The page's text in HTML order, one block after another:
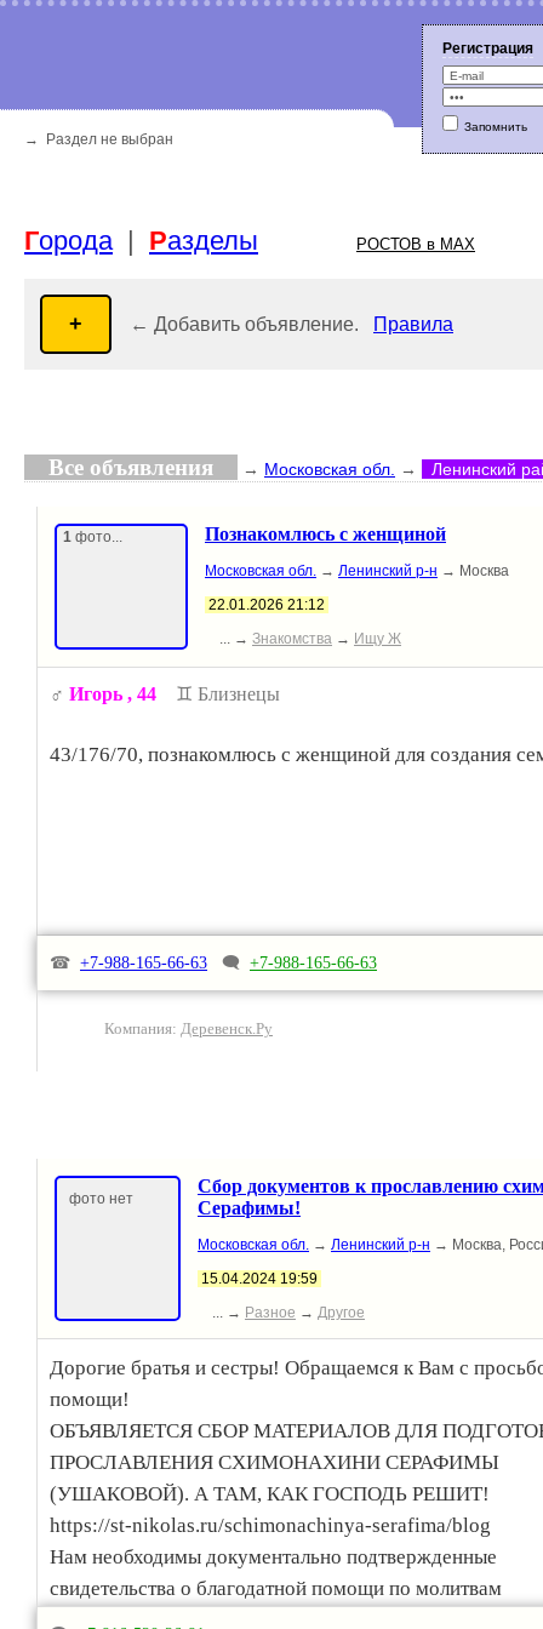
→ Раздел не выбран
Регистрация
Запомнить
орода|Разделы
← Добавить объявление. Правила
Все объявления → Московская обл. → Ленинский
1 фото... Познакомлюсь с женщиной
Московская обл. → Ленинский р-н → Москва
22.01.2026 21:12
... → Знакомства → Ищу Ж
♂️ Игорь , 44 ♊ Близнецы
43/176/70, познакомлюсь с женщиной для создания
☎ +7-988-165-66-63 🗨 +7-988-165-66-63
Компания: Деревенск.Ру
фото нет
Сбор документов к прославлению
Серафимы!
Московская обл. → Ленинский р-н → Москва,
15.04.2024 19:59
... → Разное → Другое
Дорогие братья и сестры! Обращаемся к Вам с
помощи!
ОБЪЯВЛЯЕТСЯ СБОР МАТЕРИАЛОВ ДЛЯ
ПРОСЛАВЛЕНИЯ СХИМОНАХИНИ СЕРАФИМЫ
(УШАКОВОЙ). А ТАМ, КАК ГОСПОДЬ РЕШИТ!
https://st-nikolas.ru/schimonachinya-serafima/blog
Нам необходимы документально подтвержденные
свидетельства о благодатной помощи по молитвам